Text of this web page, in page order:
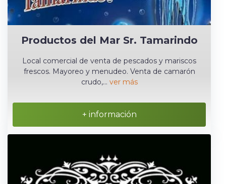
Productos del Mar Sr. Tamarindo
Local comercial de venta de pescados y mariscos
frescos. Mayoreo y menudeo. Venta de camarón
crudo,... ver más
+ información